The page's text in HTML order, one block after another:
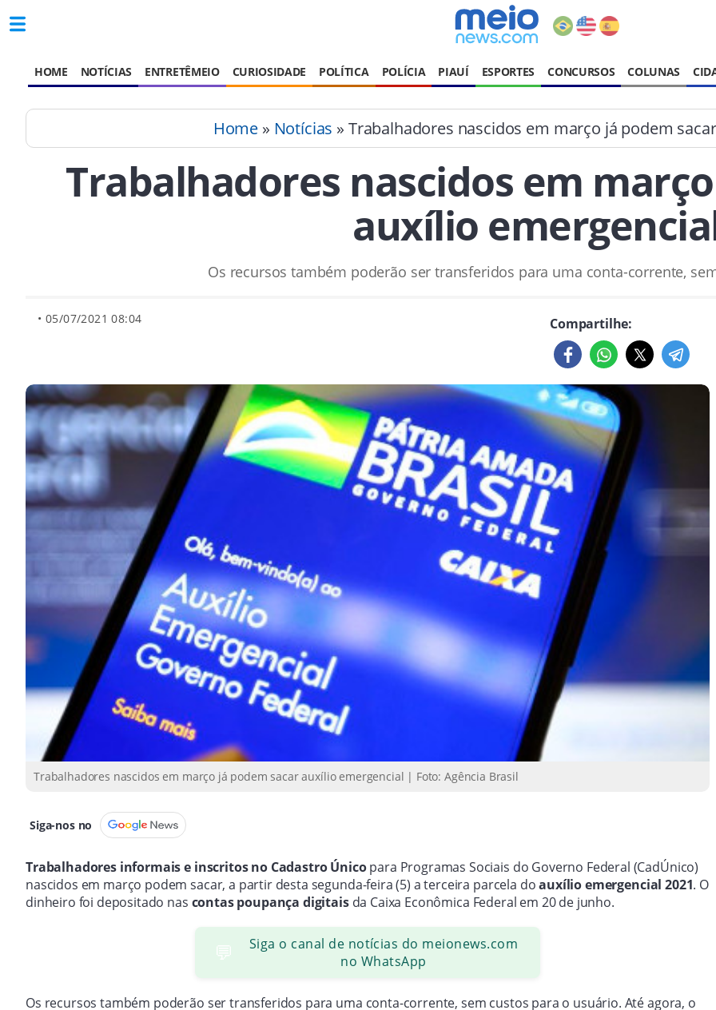
HOME NOTÍCIAS ENTRETÊMEIO CURIOSIDADE POLÍTICA POLÍCIA PIAUÍ ESPORTES CONCURSOS COLUNAS
Home » Notícias » Trabalhadores nascidos em março já podem
Trabalhadores nascidos em
auxílio
Os recursos também poderão ser transferidos para uma conta-corrente,
• 05/07/2021 08:04 Compartilhe:
Trabalhadores nascidos em março já podem sacar auxílio emergencial | Foto: Agência Brasil
Siga-nos no
Trabalhadores informais e inscritos no Cadastro Únicopara Programas Sociais do Governo Federal (CadÚnico)
nascidos em março podem sacar, a partir desta segunda-feira (5) a terceira parcela doauxílio emergencial 2021. O
dinheiro foi depositado nas contas poupança digitaisda Caixa Econômica Federal em 20 de junho.
💬
Siga o canal de notícias do meionews.com
no WhatsApp
Os recursos também poderão ser transferidos para uma conta-corrente, sem custos para o usuário. Até agora, o